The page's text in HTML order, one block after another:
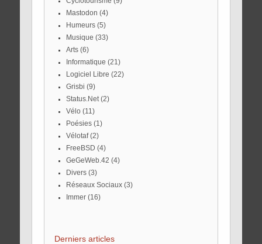
Mastodon (4)
Humeurs(5)
Musique (33)
Arts(6)
Informatique (21)
Logiciel Libre (22)
Grisbi (9)
Status.Net(2)
Vélo(11)
Poésies(1)
Vélotaf(2)
FreeBSD (4)
GeGeWeb.42 (4)
Divers(3)
Réseaux Sociaux(3)
Immer(16)
Derniers articles